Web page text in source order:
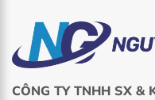
CÔNG TY TNHH SX &